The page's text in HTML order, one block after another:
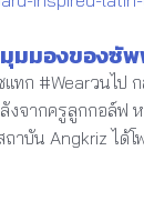
มุมมองของซั
ทก #Wearวนไป
ลังจากครูลูกกอล์
าบัน Angkriz ได้